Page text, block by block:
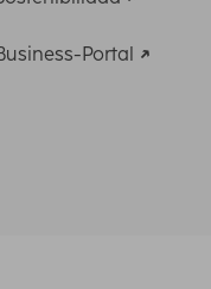
Portal